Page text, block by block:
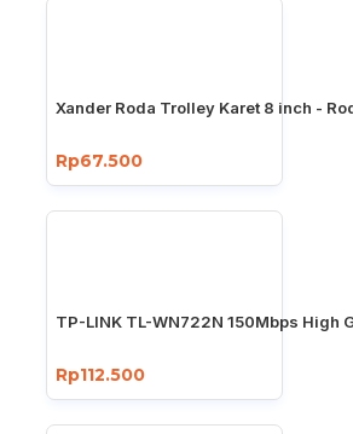
Xander Roda Trolley Karet 8 inch -
Rp67.500
TP-LINK TL-WN722N 150Mbps High
Rp112.500